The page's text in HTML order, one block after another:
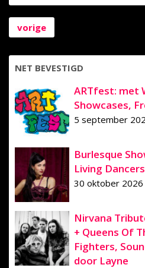
vorige
NET BEVESTIGD
ARTfest: met
Showcases,
5 september
Burlesque
Living Dancers
30 oktober 2026
Nirvana
+ Queens Of
Fighters,
door Layne